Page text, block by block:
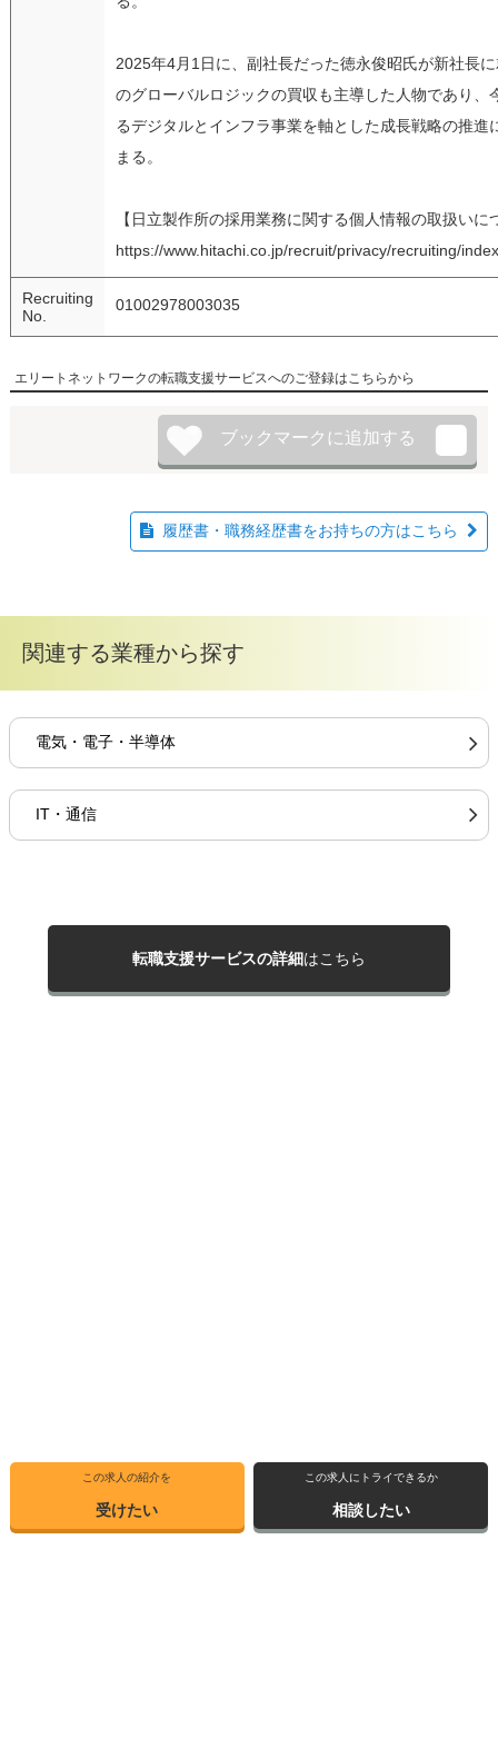
2025年4月1日に、副社長だった徳永俊昭氏が新社長
のグローバルロジックの買収も主導した人物であり、
るデジタルとインフラ事業を軸とした成長戦略の推進
まる。
【日立製作所の採用業務に関する個人情報の取扱いに
https://www.hitachi.co.jp/recruit/privacy/recruiting/
Recruiting
No.
01002978003035
エリートネットワークの転職支援サービスへのご登録はこちらから
この求人の紹介を
受けたい
この求人にトライできるか
相談したい
履歴書・職務経歴書をお持ちの方はこちら
関連する業種から探す
電気・電子・半導体
IT・通信
転職支援サービスの詳細はこちら